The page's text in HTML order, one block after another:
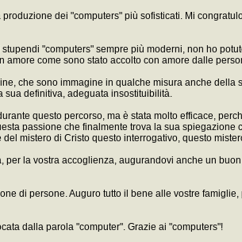
dei "computers" più sofisticati. Mi
"computers" sempre più moderni, non ho
come sono stato accolto con amore dalle
che sono immagine in qualche misura anche
definitiva, adeguata insostituibilità.
questo percorso, ma è stata molto efficace,
passione che finalmente trova la sua
mistero di Cristo questo interrogativo, questo
la vostra accoglienza, augurandovi anche un
di persone. Auguro tutto il bene alle vostre
dalla parola "computer". Grazie ai "computers"!